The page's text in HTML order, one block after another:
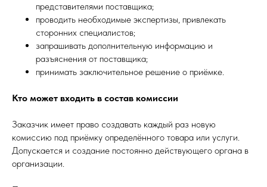
представителями поставщика;
проводить необходимые экспертизы, привлекать
сторонних специалистов;
запрашивать дополнительную информацию и
разъяснения от поставщика;
принимать заключительное решение о приёмке.
Кто может входить в состав комиссии
Заказчик имеет право создавать каждый раз новую
комиссию под приёмку определённого товара или услуги.
Допускается и создание постоянно действующего органа в
организации.